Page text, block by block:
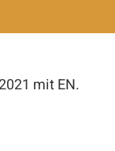
mit EN.